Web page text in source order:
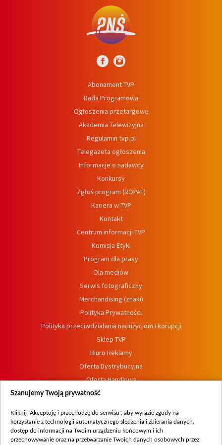
Abonament TVP
Rada Programowa
Ogłoszenia przetargowe
Akademia Telewizyjna
Regulamin tvp.pl
Telegazeta ogłoszenia
Informacje o nadawcy
Konkursy
Zgłoś program (ROPAT)
Kariera w TVP
Kontakt
Centrum informacji TVP
Komisja Etyki
Program dla prasy
Dla mediów
Serwis fotograficzny
Merchandising (znaki)
Polityka Prywatności
Polityka przeciwdziałania nadużyciom i korupcji
Sklep TVP
Biuro Reklamy
Oferta Dystrybucyjna
Oferta Handlowa
Dostępność
Procedura zgłoszeń wewnętrznych
Szanujemy Twoją prywatność
Kliknij "Akceptuję i przechodzę do serwisu", aby wyrazić zgody na
korzystanie z technologii automatycznego śledzenia i zbierania danych,
dostęp do informacji na Twoim urządzeniu końcowym i ich
przechowywanie oraz na przetwarzanie Twoich danych osobowych przez